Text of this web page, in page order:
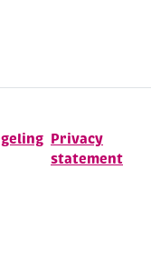
Privacy
statement